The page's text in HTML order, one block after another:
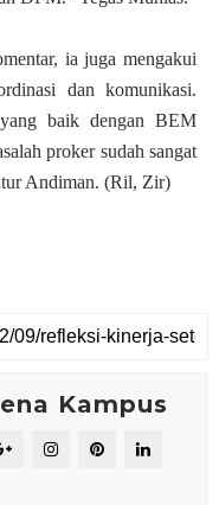
ia juga mengakui
dan komunikasi.
baik dengan BEM
proker sudah sangat
Andiman. (Ril, Zir)
Kampus